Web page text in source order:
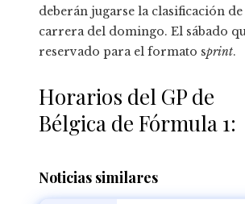
deberán jugarse la clasificación de
carrera del domingo. El sábado
reservado para el formato sprint.
Horarios del GP de
Bélgica de Fórmula 1:
Noticias similares